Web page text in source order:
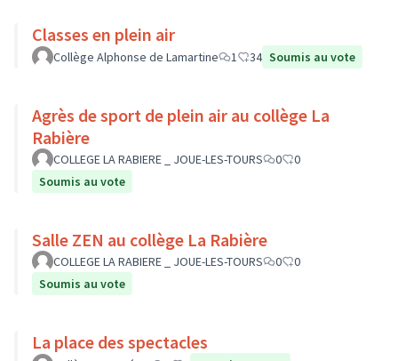
Classes en plein air
Collège Alphonse de Lamartine 1 34 Soumis au vote
Agrès de sport de plein air au collège La
Rabière
COLLEGE LA RABIERE _ JOUE-LES-TOURS 0
0
Soumis au vote
Salle ZEN au collège La Rabière
COLLEGE LA RABIERE _ JOUE-LES-TOURS 0
0
Soumis au vote
La place des spectacles